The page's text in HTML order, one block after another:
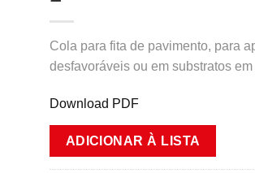
Cola para fita de pavimento, para
desfavoráveis ou em substratos
Download PDF
ADICIONAR À LISTA